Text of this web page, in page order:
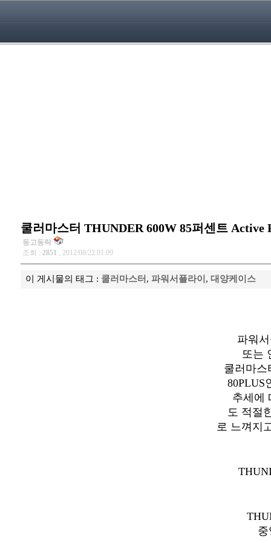
쿨러마스터 THUNDER 600W 85퍼센트 Active
동고동락
조회 : 2851 , 2012/08/22 01:09
이 게시물의 태그 : 쿨러마스터 , 파워서플라이 , 대양케이스
파워
또는
쿨러마스
80PLUS
추세에
도 적절
로 느껴지